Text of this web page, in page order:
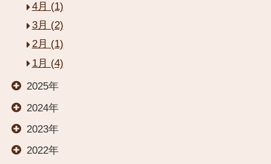
4月 (1)
3月 (2)
2月 (1)
1月 (4)
2025年
2024年
2023年
2022年
HOME